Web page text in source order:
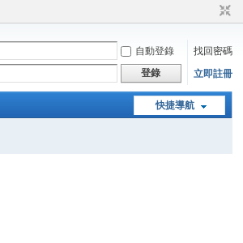
自動登錄
找回密碼
登錄 立即註冊
快捷導航